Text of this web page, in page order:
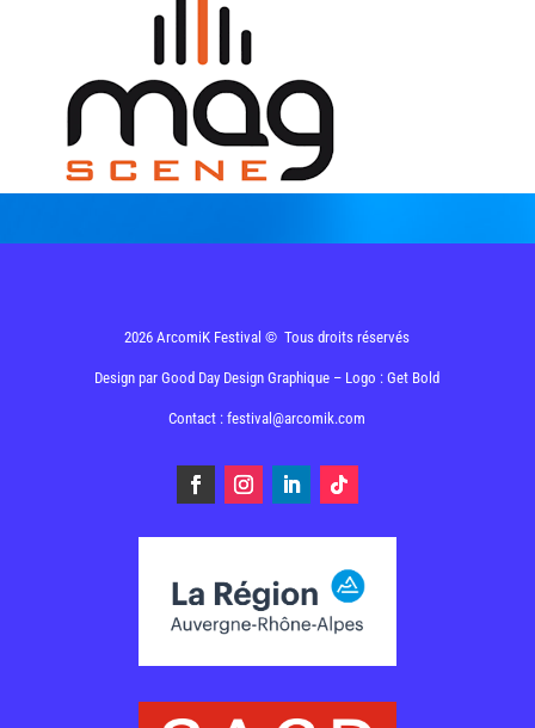
2026 ArcomiK Festival © Tous droits réservés
Design parGood Day Design Graphique – Logo : Get Bold
Contact : festival@arcomik.com